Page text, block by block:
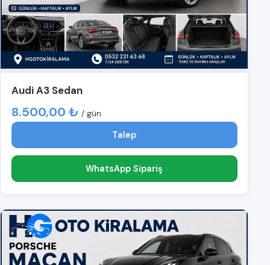
Audi A3 Sedan
8.500,00 ₺ / gün
Talep
WhatsApp Sipariş